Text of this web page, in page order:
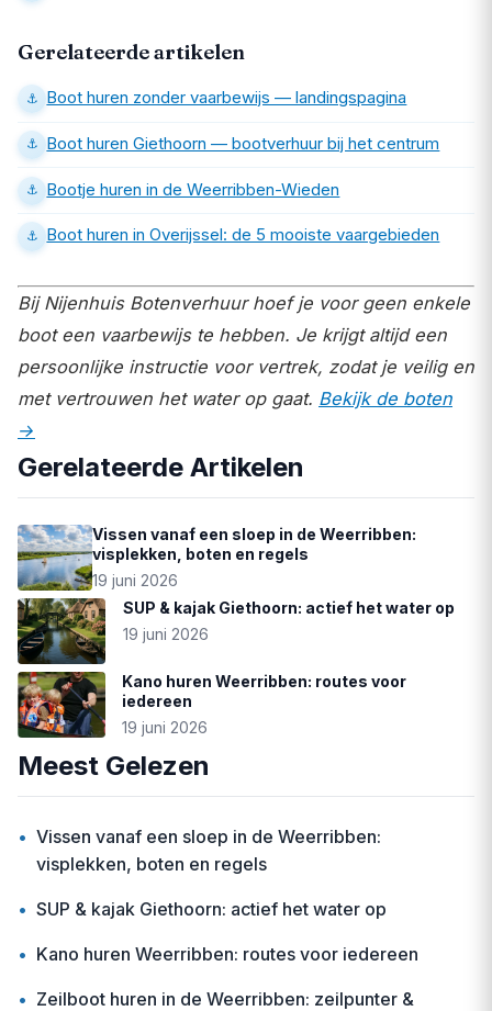
Gerelateerde artikelen
Boot huren zonder vaarbewijs — landingspagina
Boot huren Giethoorn — bootverhuur bij het centrum
Bootje huren in de Weerribben-Wieden
Boot huren in Overijssel: de 5 mooiste vaargebieden
Bij Nijenhuis Botenverhuur hoef je voor geen enkele
boot een vaarbewijs te hebben. Je krijgt altijd een
persoonlijke instructie voor vertrek, zodat je veilig en
met vertrouwen het water op gaat. Bekijk de boten
→
Gerelateerde Artikelen
Vissen vanaf een sloep in de Weerribben:
visplekken, boten en regels
19 juni 2026
SUP & kajak Giethoorn: actief het water op
19 juni 2026
Kano huren Weerribben: routes voor
iedereen
19 juni 2026
Meest Gelezen
• Vissen vanaf een sloep in de Weerribben:
visplekken, boten en regels
• SUP & kajak Giethoorn: actief het water op
• Kano huren Weerribben: routes voor iedereen
• Zeilboot huren in de Weerribben: zeilpunter &